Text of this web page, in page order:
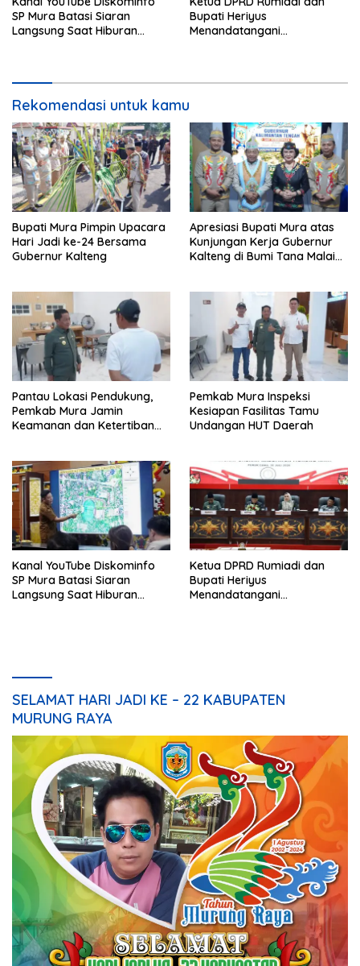
SP Mura Batasi Siaran
Langsung Saat Hiburan
Bupati Heriyus
Menandatangani
Rekomendasi untuk kamu
Bupati Mura Pimpin Upacara
Hari Jadi ke-24 Bersama
Gubernur Kalteng
Apresiasi Bupati Mura atas
Kunjungan Kerja Gubernur
Kalteng di Bumi Tana Malai
Pantau Lokasi Pendukung,
Pemkab Mura Jamin
Keamanan dan Ketertiban
Pemkab Mura Inspeksi
Kesiapan Fasilitas Tamu
Undangan HUT Daerah
Kanal YouTube Diskominfo
SP Mura Batasi Siaran
Langsung Saat Hiburan
Ketua DPRD Rumiadi dan
Bupati Heriyus
Menandatangani
SELAMAT HARI JADI KE – 22 KABUPATEN
MURUNG RAYA